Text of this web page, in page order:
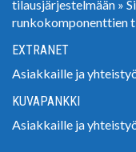
tilausjärjestelmään »
runkokomponenttien
EXTRANET
Asiakkaille ja
KUVAPANKKI
Asiakkaille ja